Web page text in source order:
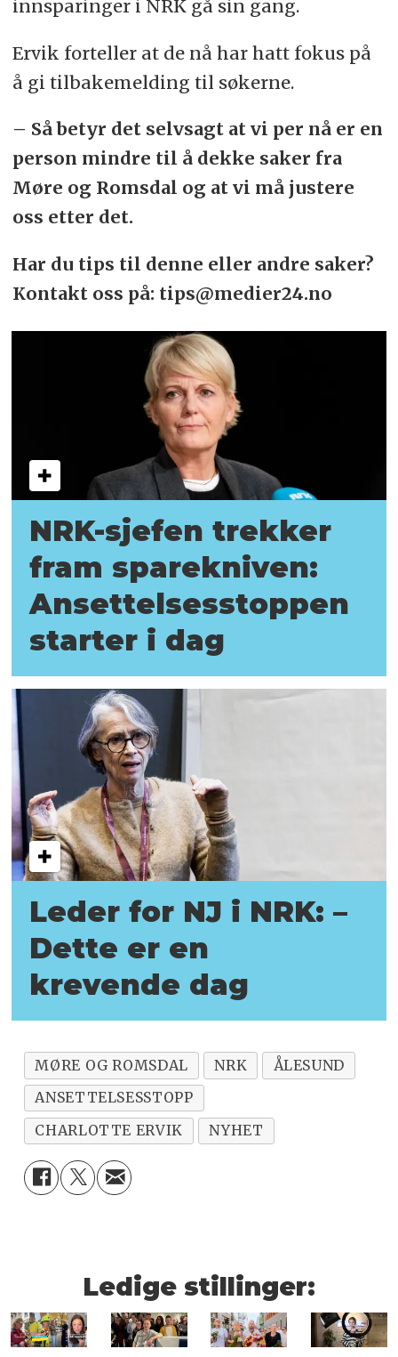
innsparinger i NRK gå sin gang.
Ervik forteller at de nå har hatt fokus på
å gi tilbakemelding til søkerne.
– Så betyr det selvsagt at vi per nå er en
person mindre til å dekke saker fra
Møre og Romsdal og at vi må justere
oss etter det.
Har du tips til denne eller andre saker?
Kontakt oss på: tips@medier24.no
NRK-sjefen trekker
fram sparekniven:
Ansettelses­stoppen
starter i dag
Leder for NJ i NRK: –
Dette er en
krevende dag
MØRE OG ROMSDAL NRK
ÅLESUND
ANSETTELSESSTOPP
CHARLOTTE ERVIK
NYHET
Ledige stillinger: